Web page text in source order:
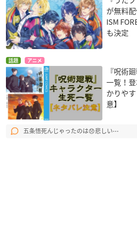
が無料
ISM
も決定
話題 アニメ
『呪術
一覧！
かりや
意】
五条悟死んじゃったのは😞悲しい⋯